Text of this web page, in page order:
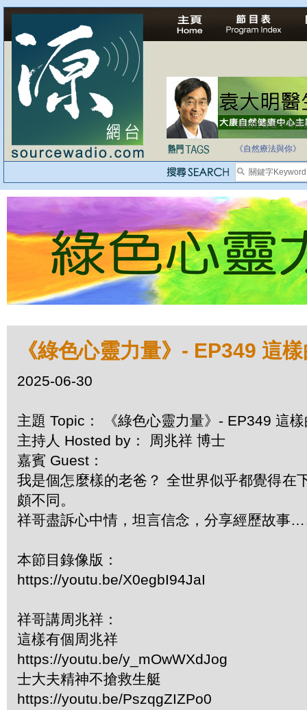
自家教育合法化-
《自然療法與你》
《綠色心靈力量》- EP349 這
2025-06-30
主題 Topic： 《綠色心靈力量》- EP349 這
主持人 Hosted by： 周兆祥 博士
嘉賓 Guest：
我是個怎麼樣的老爸？ 全世界似乎都覺得在
頗不同。
祥哥盡訴心中情，坦言信念，分享經歷故
本節目錄像版：
https://youtu.be/X0egbI94JaI
祥哥講周兆祥：
這樣有個周兆祥
https://youtu.be/y_mOwWXdJog
士大夫精神不搶救生艇
https://youtu.be/PszqgZIZPo0